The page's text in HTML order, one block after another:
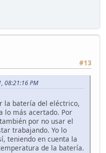
#13
08:21:16 PM
la batería del eléctrico,
lo más acertado. Por
por no usar el
trabajando. Yo lo
teniendo en cuenta la
de la batería.